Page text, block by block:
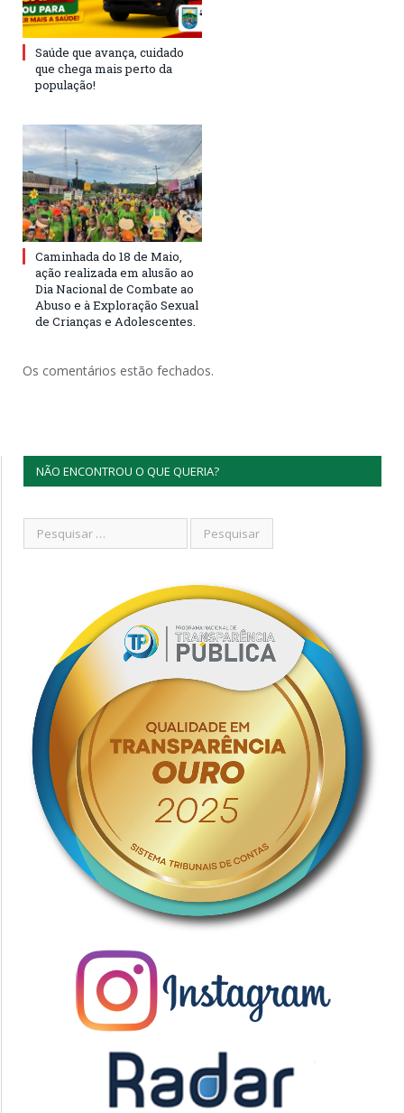
Saúde que avança, cuidado
que chega mais perto da
população!
Caminhada do 18 de Maio,
ação realizada em alusão ao
Dia Nacional de Combate ao
Abuso e à Exploração Sexual
de Crianças e Adolescentes.
Os comentários estão fechados.
NÃO ENCONTROU O QUE QUERIA?